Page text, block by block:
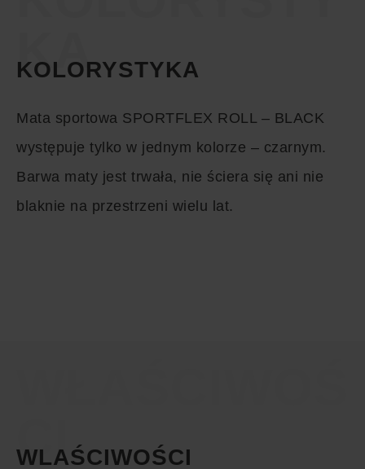
KA
KOLORYSTYKA
Mata sportowa SPORTFLEX ROLL – BLACK
występuje tylko w jednym kolorze – czarnym.
Barwa maty jest trwała, nie ściera się ani nie
blaknie na przestrzeni wielu lat.
CI
WLAŚCIWOŚCI